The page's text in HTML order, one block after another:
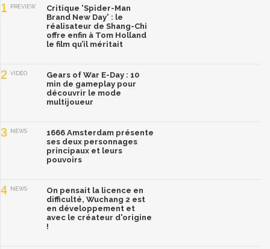
1 PREVIEW
Critique 'Spider-Man
Brand New Day' : le
réalisateur de Shang-Chi
offre enfin à Tom Holland
le film qu’il méritait
2 VIDÉO
Gears of War E-Day : 10
min de gameplay pour
découvrir le mode
multijoueur
3 NEWS
1666 Amsterdam présente
ses deux personnages
principaux et leurs
pouvoirs
4 NEWS
On pensait la licence en
difficulté, Wuchang 2 est
en développement et
avec le créateur d'origine
!